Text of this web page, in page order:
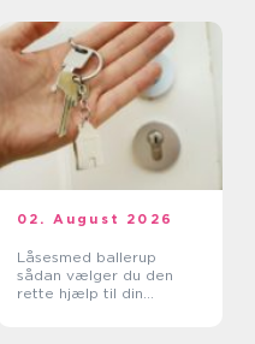
02. August 2026
Låsesmed ballerup
sådan vælger du den
rette hjælp til din